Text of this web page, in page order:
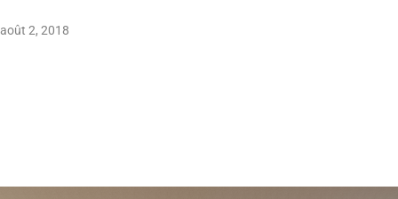
août 2, 2018